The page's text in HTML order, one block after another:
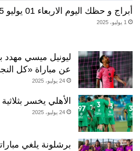
أبراج و حظك اليوم الاربعاء 01 يوليو 2025
1 يوليو، 2025
ليونيل ميسي مهدد
عن مباراة «كل
24 يوليو، 2025
الأهلي يخسر
24 يوليو، 2025
برشلونة يلغي